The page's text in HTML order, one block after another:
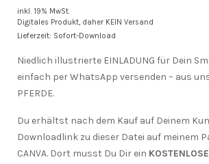
inkl. 19% MwSt.
Digitales Produkt, daher KEIN Versand
Lieferzeit: Sofort-Download
Niedlich illustrierte EINLADUNG für Dein
einfach per WhatsApp versenden – aus
PFERDE.
Du erhältst nach dem Kauf auf Deinem
Downloadlink zu dieser Datei auf meinem
CANVA. Dort musst Du Dir ein